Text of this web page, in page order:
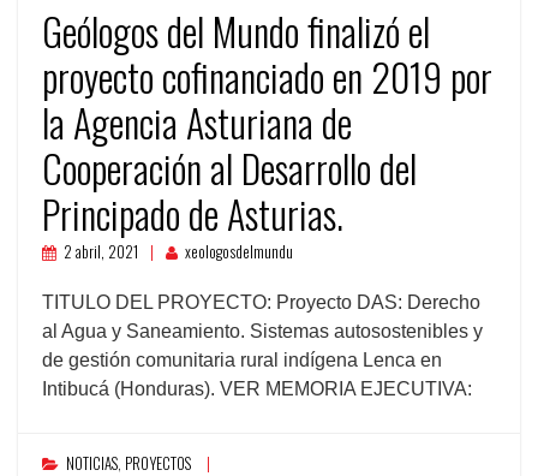
Geólogos del Mundo finalizó el
proyecto cofinanciado en 2019 por
la Agencia Asturiana de
Cooperación al Desarrollo del
Principado de Asturias.
2 abril, 2021 xeologosdelmundu
TITULO DEL PROYECTO: Proyecto DAS: Derecho
al Agua y Saneamiento. Sistemas autosostenibles y
de gestión comunitaria rural indígena Lenca en
Intibucá (Honduras). VER MEMORIA EJECUTIVA:
NOTICIAS, PROYECTOS